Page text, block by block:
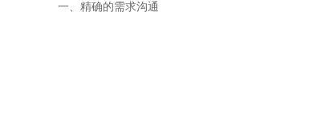
一、精确的需求沟通